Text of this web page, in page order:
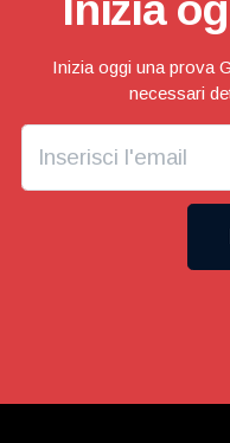
Inizia oggi una prova
necessari